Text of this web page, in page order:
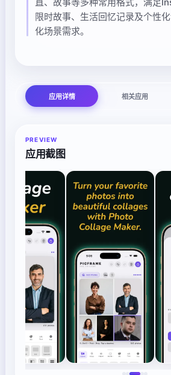
限时故事、生活回忆记录及个性
化场景需求。
应用详情 相关应用
PREVIEW
应用截图